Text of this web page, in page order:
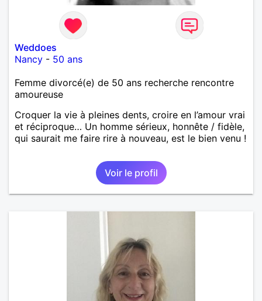
Weddoes
Nancy - 50 ans
Femme divorcé(e) de 50 ans recherche rencontre
amoureuse
Croquer la vie à pleines dents, croire en l’amour vrai
et réciproque… Un homme sérieux, honnête / fidèle,
qui saurait me faire rire à nouveau, est le bien venu !
Voir le profil